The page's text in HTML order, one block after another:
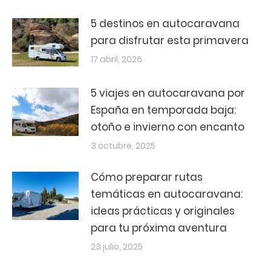
5 destinos en autocaravana
para disfrutar esta primavera
17 abril, 2026
5 viajes en autocaravana por
España en temporada baja:
otoño e invierno con encanto
3 octubre, 2025
Cómo preparar rutas
temáticas en autocaravana:
ideas prácticas y originales
para tu próxima aventura
23 julio, 2025